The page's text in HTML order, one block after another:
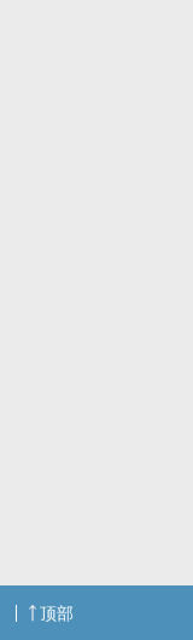
顶部